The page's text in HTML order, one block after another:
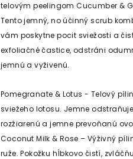
telovým peelingomCucumber &
Tento jemný, no účinný scrub
vám poskytne pocit sviežosti a
exfoliačné častice, odstráni
jemnú a vyživenú.
Pomegranate & Lotus - Telový
sviežeho lotosu. Jemne
rozžiarenú a jemne prevoňanú
Coconut Milk & Rose – Výživný
ruže. Pokožku hĺbkovo čistí,